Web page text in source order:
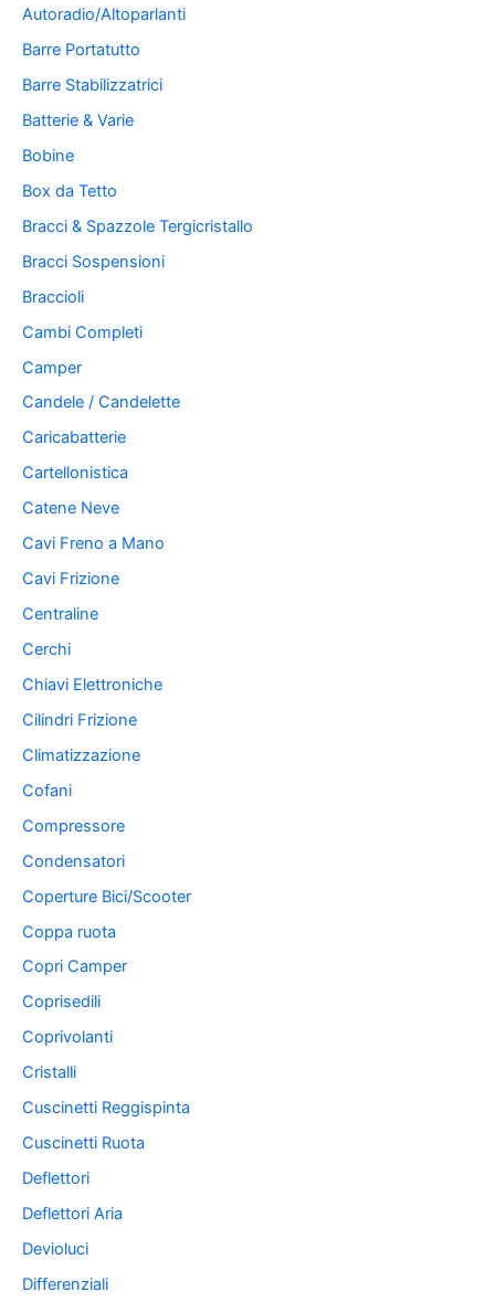
Autoradio/Altoparlanti
Barre Portatutto
Barre Stabilizzatrici
Batterie & Varie
Bobine
Box da Tetto
Bracci & Spazzole Tergicristallo
Bracci Sospensioni
Braccioli
Cambi Completi
Camper
Candele / Candelette
Caricabatterie
Cartellonistica
Catene Neve
Cavi Freno a Mano
Cavi Frizione
Centraline
Cerchi
Chiavi Elettroniche
Cilindri Frizione
Climatizzazione
Cofani
Compressore
Condensatori
Coperture Bici/Scooter
Coppa ruota
Copri Camper
Coprisedili
Coprivolanti
Cristalli
Cuscinetti Reggispinta
Cuscinetti Ruota
Deflettori
Deflettori Aria
Devioluci
Differenziali